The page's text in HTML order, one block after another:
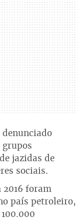
denunciado
grupos
jazidas de
sociais.
foram
país petroleiro,